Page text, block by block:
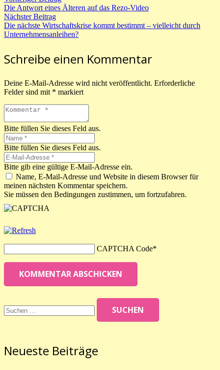
Die Antwort eines Älteren auf das Rezo-Video
Nächster Beitrag
Die nächste Wirtschaftskrise kommt bestimmt – vielleicht durch
Unternehmensanleihen?
Schreibe einen Kommentar
Deine E-Mail-Adresse wird nicht veröffentlicht. Erforderliche
Felder sind mit * markiert
Bitte füllen Sie dieses Feld aus.
Bitte füllen Sie dieses Feld aus.
Bitte gib eine gültige E-Mail-Adresse ein.
Name, E-Mail-Adresse und Website in diesem Browser für
meinen nächsten Kommentar speichern.
Sie müssen den Bedingungen zustimmen, um fortzufahren.
CAPTCHA Code*
KOMMENTAR ABSCHICKEN
nach:
Neueste Beiträge